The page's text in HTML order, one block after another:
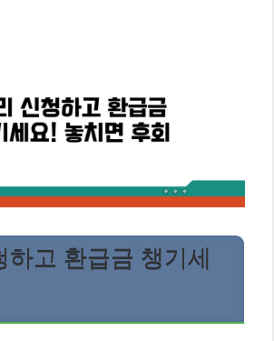
하고 환급금 챙기세